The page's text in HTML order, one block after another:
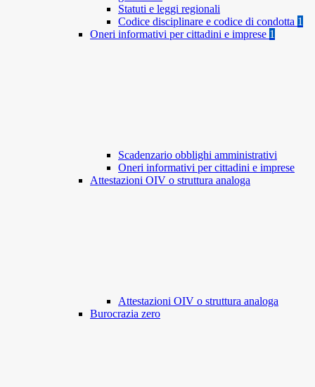
Statuti e leggi regionali
Codice disciplinare e codice di condotta 1
Oneri informativi per cittadini e imprese 1
Scadenzario obblighi amministrativi
Oneri informativi per cittadini e imprese
Attestazioni OIV o struttura analoga
Attestazioni OIV o struttura analoga
Burocrazia zero